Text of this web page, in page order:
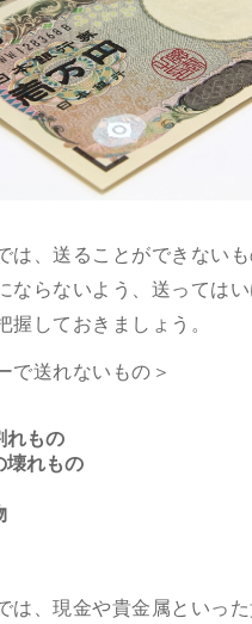
は、送ることができないも
ならないよう、送っては
握しておきましょう。
で送れないもの＞
れもの
壊れもの
は、現金や貴金属といった